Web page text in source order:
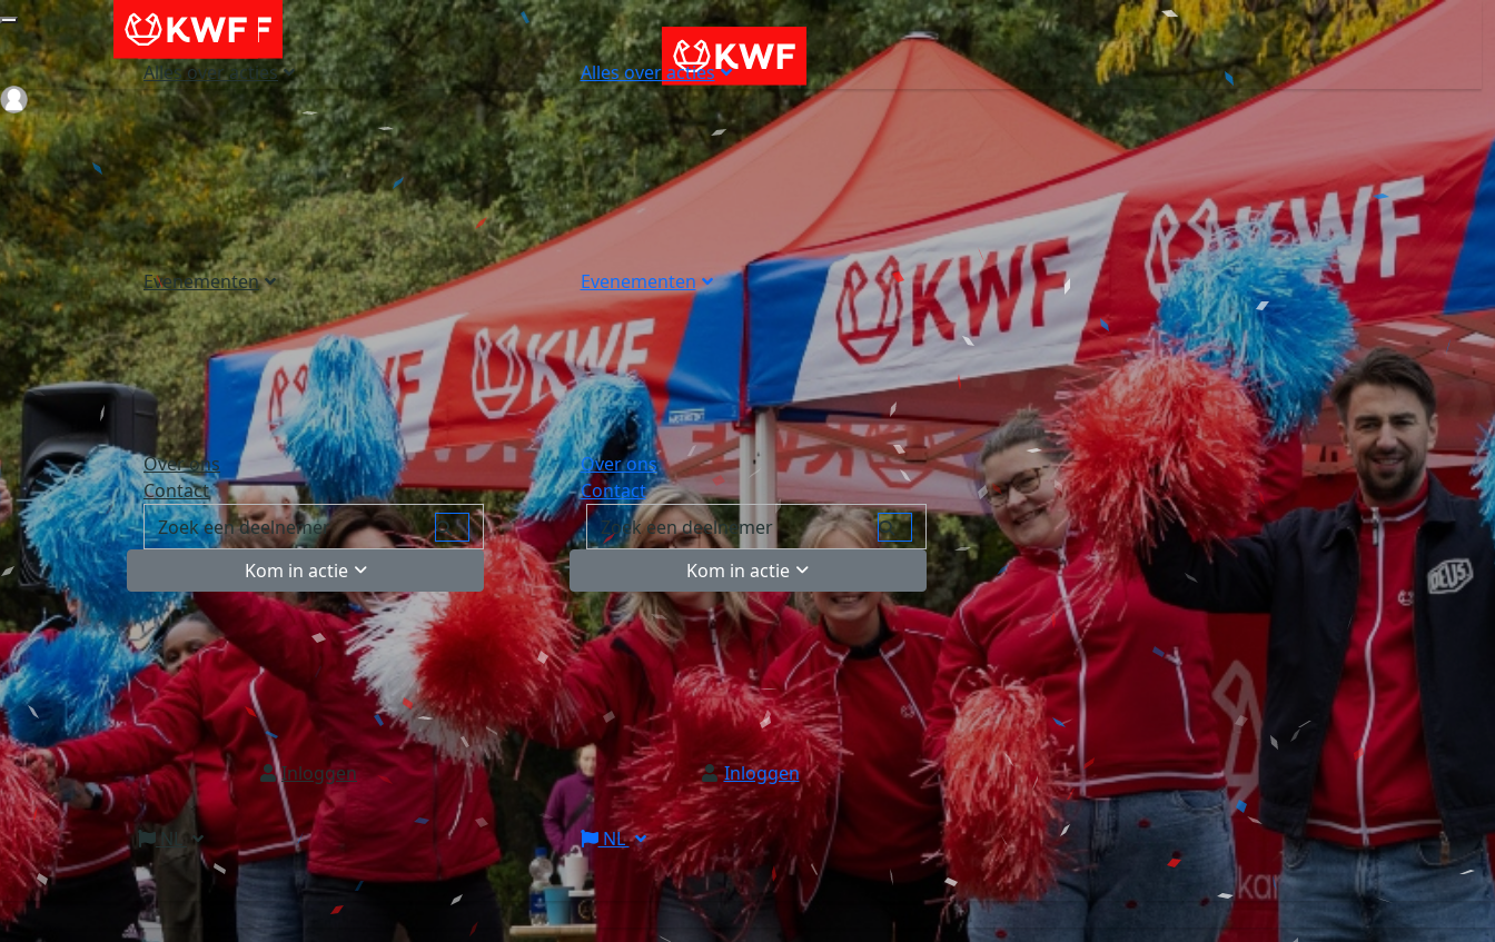
Alles over acties
Evenementen
Over ons
Contact
Kom in actie
Inloggen
NL
Alles over acties
Evenementen
Over ons
Contact
Kom in actie
Inloggen
NL
Login